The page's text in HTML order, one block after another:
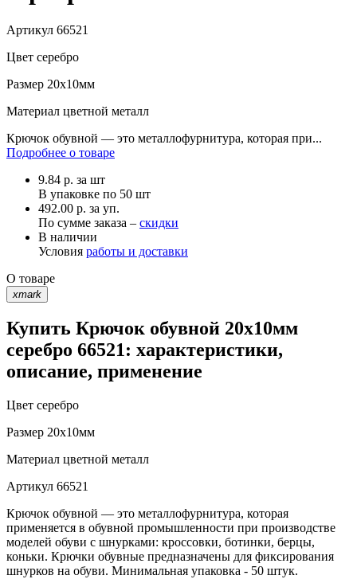
Артикул 66521
Цвет серебро
Размер 20х10мм
Материал цветной металл
Крючок обувной — это металлофурнитура, которая при...
Подробнее о товаре
9.84 р. за шт
В упаковке по 50 шт
492.00 р. за уп.
По сумме заказа – скидки
В наличии
Условия работы и доставки
О товаре
xmark
Купить Крючок обувной 20х10мм
серебро 66521: характеристики,
описание, применение
Цвет серебро
Размер 20х10мм
Материал цветной металл
Артикул 66521
Крючок обувной — это металлофурнитура, которая
применяется в обувной промышленности при производстве
моделей обуви с шнурками: кроссовки, ботинки, берцы,
коньки. Крючки обувные предназначены для фиксирования
шнурков на обуви. Минимальная упаковка - 50 штук.